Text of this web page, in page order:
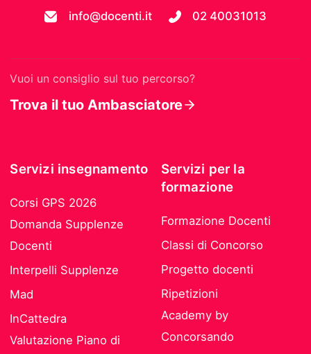
info@docenti.it 02 40031013
Vuoi un consiglio sul tuo percorso?
Trova il tuo Ambasciatore
Servizi insegnamento
Corsi GPS 2026
Domanda Supplenze
Docenti
Interpelli Supplenze
Mad
InCattedra
Valutazione Piano di
Servizi per la
formazione
Formazione Docenti
Classi di Concorso
Progetto docenti
Ripetizioni
Academy by
Concorsando